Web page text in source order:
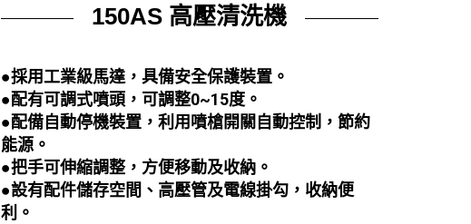
150AS 高壓清洗機
●採用工業級馬達，具備安全保護裝置。
●配有可調式噴頭，可調整0~15度。
●配備自動停機裝置，利用噴槍開關自動控制，節約
能源。
●把手可伸縮調整，方便移動及收納。
●設有配件儲存空間、高壓管及電線掛勾，收納便
利。